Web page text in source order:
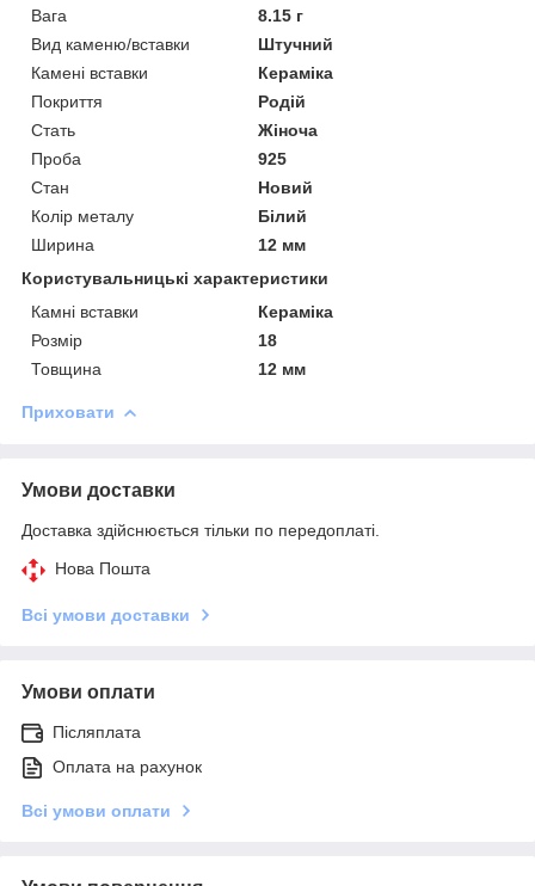
Вага
8.15 г
Вид каменю/вставки
Штучний
Камені вставки
Кераміка
Покриття
Родій
Стать
Жіноча
Проба
925
Стан
Новий
Колір металу
Білий
Ширина
12 мм
Користувальницькі характеристики
Камні вставки
Кераміка
Розмір
18
Товщина
12 мм
Приховати
Умови доставки
Доставка здійснюється тільки по передоплаті.
Нова Пошта
Всі умови доставки
Умови оплати
Післяплата
Оплата на рахунок
Всі умови оплати